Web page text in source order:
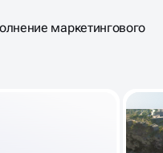
маркетингового